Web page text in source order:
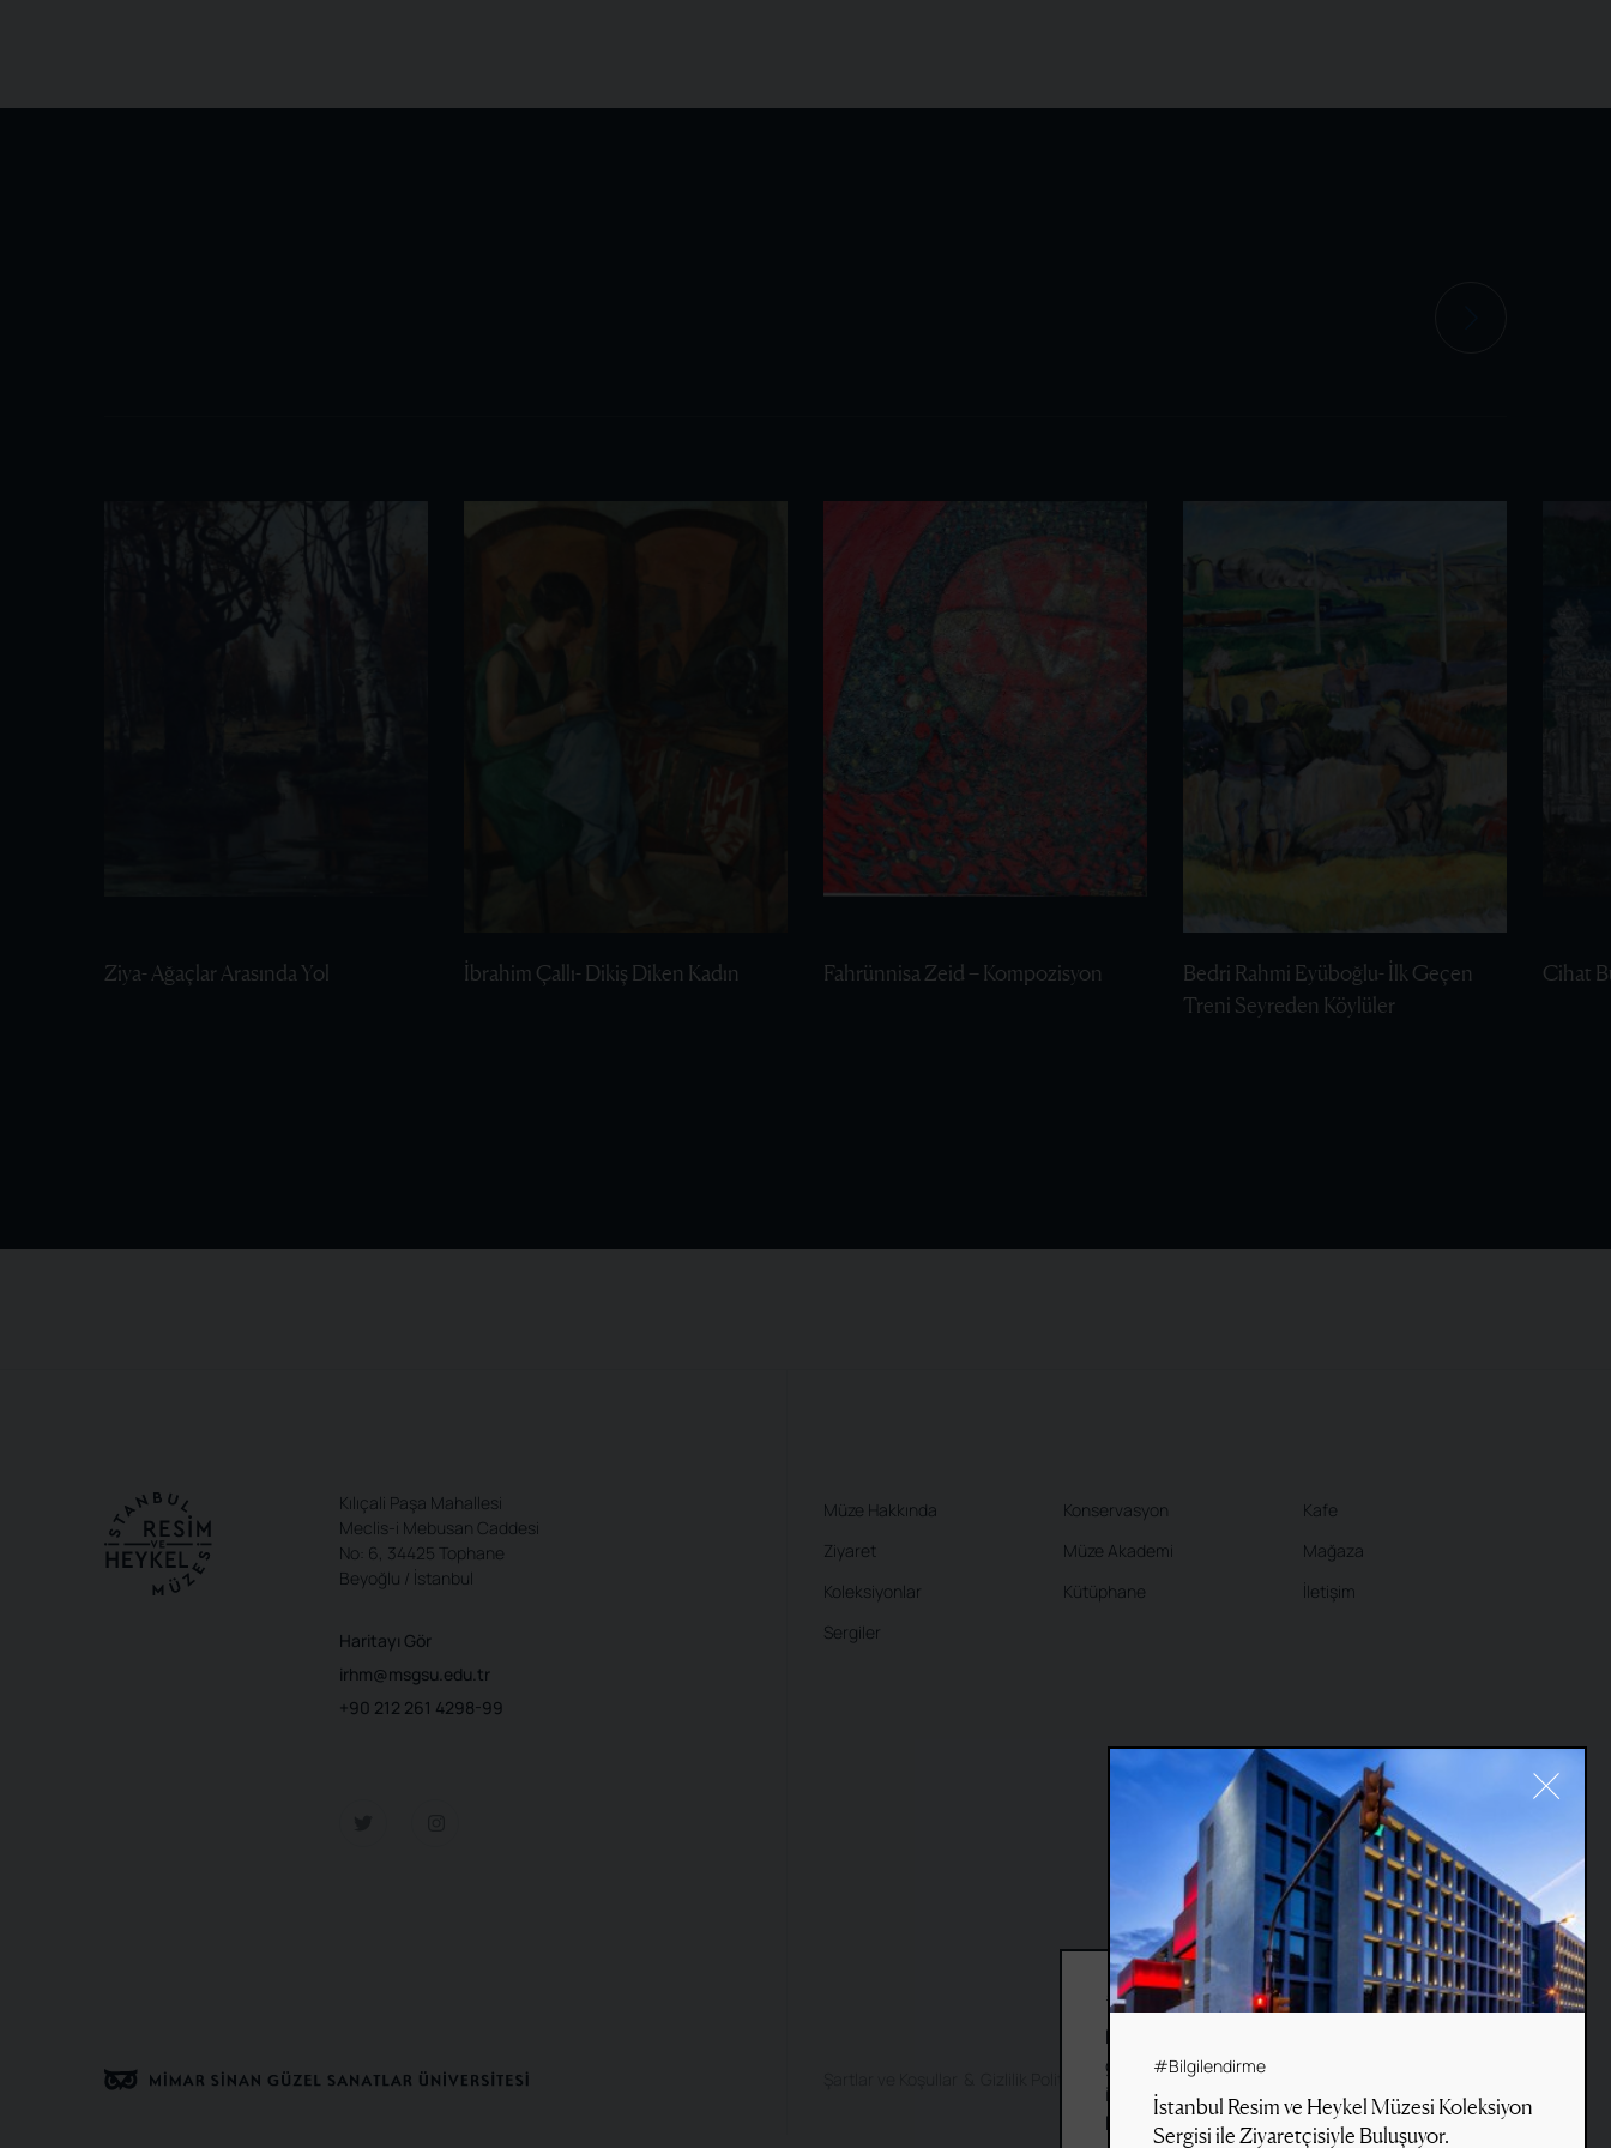
Ziya- Ağaçlar Arasında Yol İbrahim Çallı- Dikiş Diken Kadın Fahrünnisa Zeid – Kompozisyon
Bedri Rahmi Eyüboğlu- İlk Geçen
Treni Seyreden Köylüler
Cihat
Kılıçali Paşa Mahallesi
Meclis-i Mebusan Caddesi
No: 6, 34425 Tophane
Beyoğlu / İstanbul
Haritayı Gör
irhm@msgsu.edu.tr
+90 212 261 4298-99
Müze Hakkında
Ziyaret
Koleksiyonlar
Sergiler
Konservasyon
Müze Akademi
Kütüphane
Kafe
Mağaza
İletişim
#Cookie
Bu web sitesi, gezinme deneyiminizi
geliştirmek ve site kullanım
istatistiklerini derlemek için çerezler
kullanır.
#Bilgilendirme
İstanbul Resim ve Heykel Müzesi Koleksiyon
Sergisi ile Ziyaretçisiyle Buluşuyor.